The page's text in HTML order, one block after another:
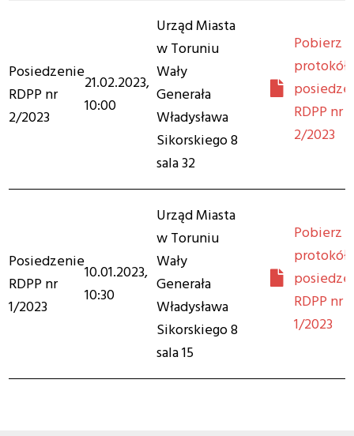
Posiedzenie
RDPP nr
2/2023
21.02.2023,
10:00
Urząd Miasta
w Toruniu
Wały
Generała
Władysława
Sikorskiego 8
sala 32
Pobierz
protokół
RDPP nr
2/2023
Posiedzenie
RDPP nr
1/2023
10.01.2023,
10:30
Urząd Miasta
w Toruniu
Wały
Generała
Władysława
Sikorskiego 8
sala 15
Pobierz
protokół
RDPP nr
1/2023